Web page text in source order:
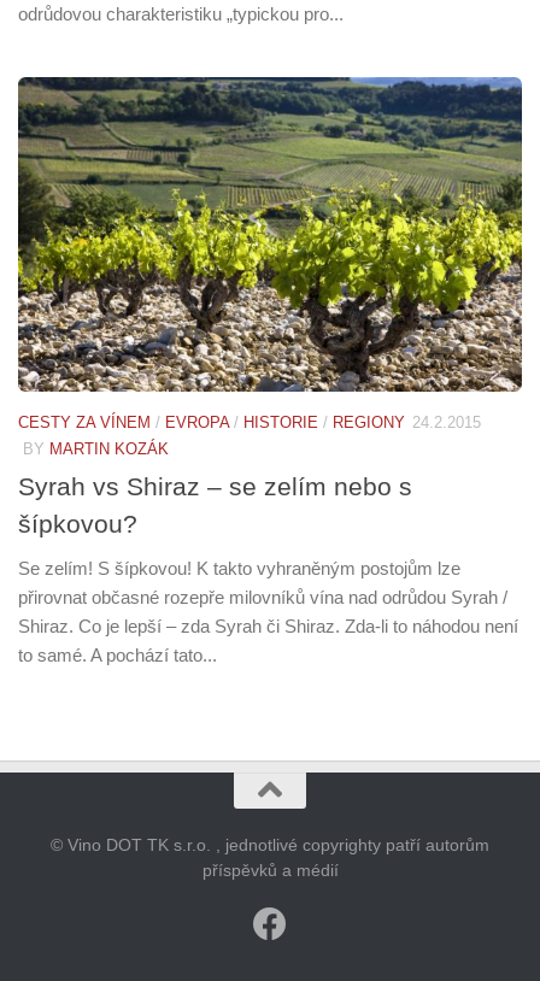
odrůdovou charakteristiku „typickou pro...
CESTY ZA VÍNEM / EVROPA/ HISTORIE / REGIONY 24.2.2015
BY MARTIN KOZÁK
Syrah vs Shiraz – se zelím nebo s
šípkovou?
Se zelím! S šípkovou! K takto vyhraněným postojům lze
přirovnat občasné rozepře milovníků vína nad odrůdou Syrah /
Shiraz. Co je lepší – zda Syrah či Shiraz. Zda-li to náhodou není
to samé. A pochází tato...
© Vino DOT TK s.r.o. , jednotlivé copyrighty patří autorům
příspěvků a médií